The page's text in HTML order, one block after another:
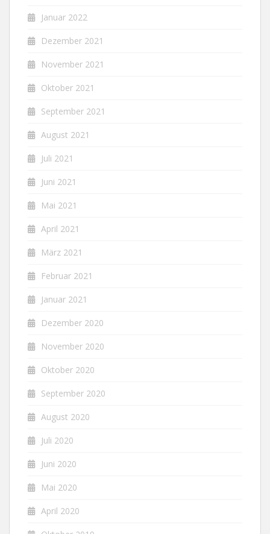
Januar 2022
Dezember 2021
November 2021
Oktober 2021
September 2021
August 2021
Juli 2021
Juni 2021
Mai 2021
April 2021
März 2021
Februar 2021
Januar 2021
Dezember 2020
November 2020
Oktober 2020
September 2020
August 2020
Juli 2020
Juni 2020
Mai 2020
April 2020